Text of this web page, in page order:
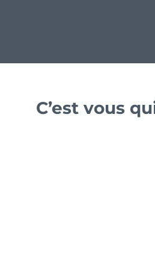
C’est vous